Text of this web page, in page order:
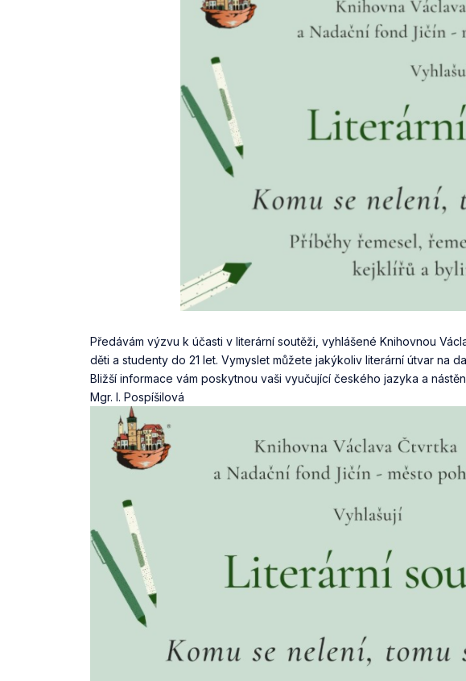
Předávám výzvu k účasti v literární soutěži, vyhlášené Knihovnou
děti a studenty do 21 let. Vymyslet můžete jakýkoliv literární útvar na
Bližší informace vám poskytnou vaši vyučující českého jazyka a
Mgr. I. Pospíšilová